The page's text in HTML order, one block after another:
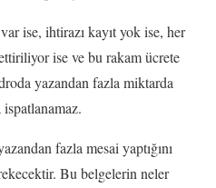
ise, ihtirazı kayıt yok ise, her
ise ve bu rakam ücrete
yazandan fazla miktarda
ispatlanamaz.
fazla mesai yaptığını
Bu belgelerin neler